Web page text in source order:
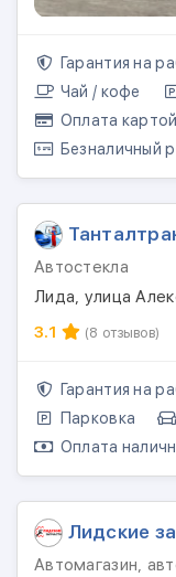
Гарантия на
Чай / кофе
Оплата картой
Безналичный
Автостекла
Лида, улица
3.1
(8 отзывов)
Гарантия на
Парковка
Оплата
Лидские
Автомагазин,